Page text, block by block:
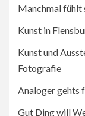
Manchmal fühlt
Kunst in
Kunst und
Fotografie
Analoger gehts
Gut Ding will